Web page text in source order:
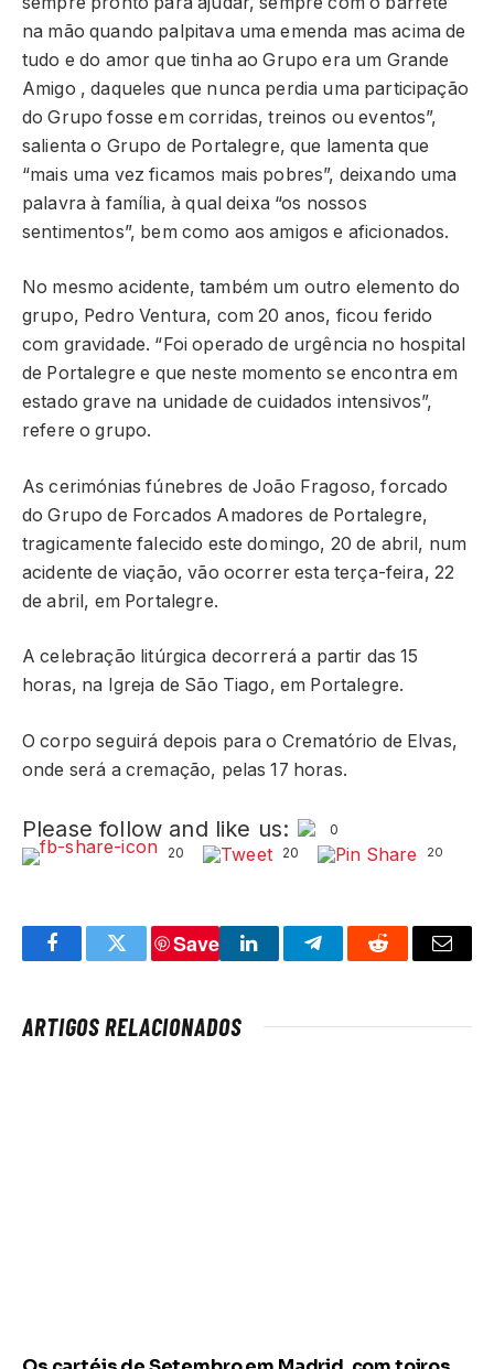
na mão quando palpitava uma emenda mas acima de
tudo e do amor que tinha ao Grupo era um Grande
Amigo , daqueles que nunca perdia uma participação
do Grupo fosse em corridas, treinos ou eventos”,
salienta o Grupo de Portalegre, que lamenta que
“mais uma vez ficamos mais pobres”, deixando uma
palavra à família, à qual deixa “os nossos
sentimentos”, bem como aos amigos e aficionados.
No mesmo acidente, também um outro elemento do
grupo, Pedro Ventura, com 20 anos, ficou ferido
com gravidade. “Foi operado de urgência no hospital
de Portalegre e que neste momento se encontra em
estado grave na unidade de cuidados intensivos”,
refere o grupo.
As cerimónias fúnebres de João Fragoso, forcado
do Grupo de Forcados Amadores de Portalegre,
tragicamente falecido este domingo, 20 de abril, num
acidente de viação, vão ocorrer esta terça-feira, 22
de abril, em Portalegre.
A celebração litúrgica decorrerá a partir das 15
horas, na Igreja de São Tiago, em Portalegre.
O corpo seguirá depois para o Crematório de Elvas,
onde será a cremação, pelas 17 horas.
Please follow and like us:
0
20
20 20
FacebookTwitter
Save
LinkedInTelegramReddit Email
ARTIGOS RELACIONADOS